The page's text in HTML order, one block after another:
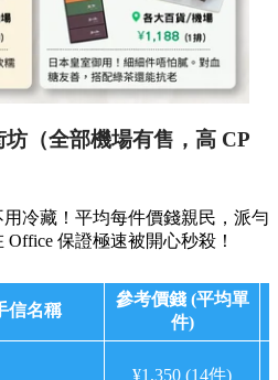
（全部機場有售，高 CP
冷藏！平均每件價錢親民，派勻
保證極速被開心秒殺！
信名稱
參考價錢 (平均單
件)
¥1,350 (14件)